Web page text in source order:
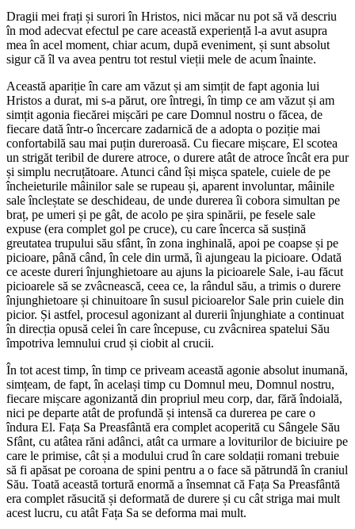
Dragii mei frați și surori în Hristos, nici măcar nu pot să vă descriu
în mod adecvat efectul pe care această experiență l-a avut asupra
mea în acel moment, chiar acum, după eveniment, și sunt absolut
sigur că îl va avea pentru tot restul vieții mele de acum înainte.
Această apariție în care am văzut și am simțit de fapt agonia lui
Hristos a durat, mi s-a părut, ore întregi, în timp ce am văzut și am
simțit agonia fiecărei mișcări pe care Domnul nostru o făcea, de
fiecare dată într-o încercare zadarnică de a adopta o poziție mai
confortabilă sau mai puțin dureroasă. Cu fiecare mișcare, El scotea
un strigăt teribil de durere atroce, o durere atât de atroce încât era pur
și simplu necruțătoare. Atunci când își mișca spatele, cuiele de pe
încheieturile mâinilor sale se rupeau și, aparent involuntar, mâinile
sale încleștate se deschideau, de unde durerea îi cobora simultan pe
braț, pe umeri și pe gât, de acolo pe șira spinării, pe fesele sale
expuse (era complet gol pe cruce), cu care încerca să susțină
greutatea trupului său sfânt, în zona inghinală, apoi pe coapse și pe
picioare, până când, în cele din urmă, îi ajungeau la picioare. Odată
ce aceste dureri înjunghietoare au ajuns la picioarele Sale, i-au făcut
picioarele să se zvâcnească, ceea ce, la rândul său, a trimis o durere
înjunghietoare și chinuitoare în susul picioarelor Sale prin cuiele din
picior. Și astfel, procesul agonizant al durerii înjunghiate a continuat
în direcția opusă celei în care începuse, cu zvâcnirea spatelui Său
împotriva lemnului crud și ciobit al crucii.
În tot acest timp, în timp ce priveam această agonie absolut inumană,
simțeam, de fapt, în același timp cu Domnul meu, Domnul nostru,
fiecare mișcare agonizantă din propriul meu corp, dar, fără îndoială,
nici pe departe atât de profundă și intensă ca durerea pe care o
îndura El. Fața Sa Preasfântă era complet acoperită cu Sângele Său
Sfânt, cu atâtea răni adânci, atât ca urmare a loviturilor de biciuire pe
care le primise, cât și a modului crud în care soldații romani trebuie
să fi apăsat pe coroana de spini pentru a o face să pătrundă în craniul
Său. Toată această tortură enormă a însemnat că Fața Sa Preasfântă
era complet răsucită și deformată de durere și cu cât striga mai mult
acest lucru, cu atât Fața Sa se deforma mai mult.